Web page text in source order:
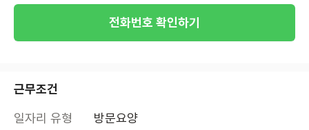
전화번호 확인하기
근무조건
일자리 유형
방문요양